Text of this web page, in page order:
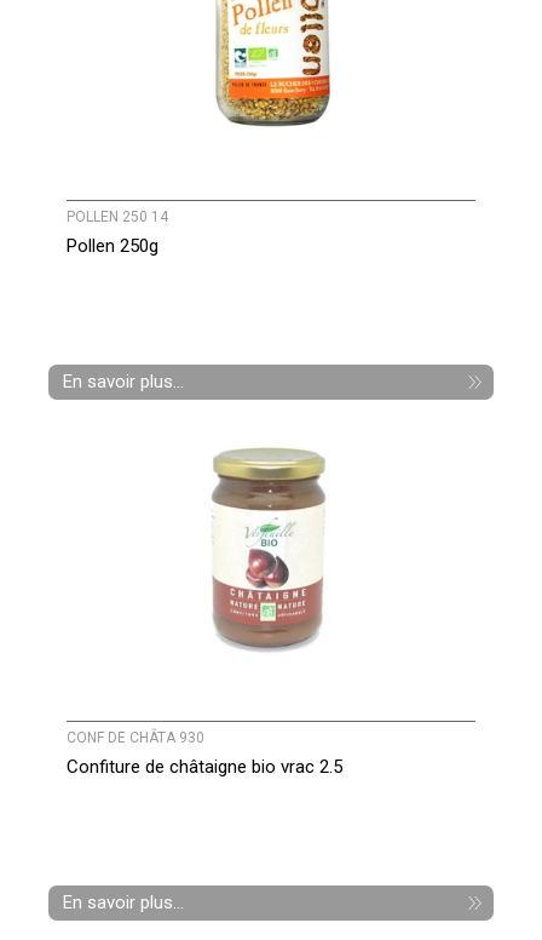
POLLEN 250 14
Pollen 250g
En savoir plus...
CONF DE CHÂTA 930
Confiture de châtaigne bio vrac 2.5
En savoir plus...